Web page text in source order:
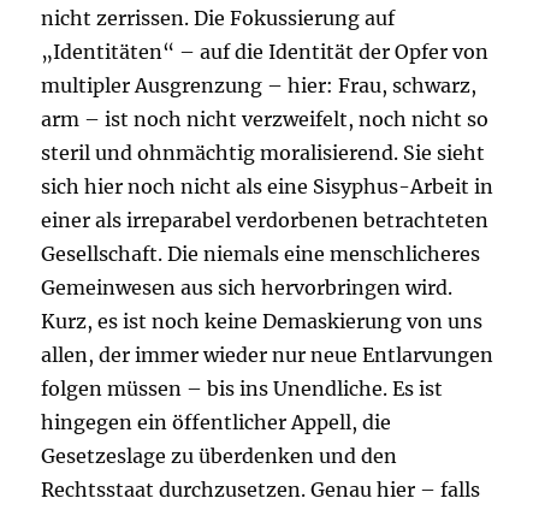
nicht zerrissen. Die Fokussierung auf
„Identitäten“ – auf die Identität der Opfer von
multipler Ausgrenzung – hier: Frau, schwarz,
arm – ist noch nicht verzweifelt, noch nicht so
steril und ohnmächtig moralisierend. Sie sieht
sich hier noch nicht als eine Sisyphus-Arbeit in
einer als irreparabel verdorbenen betrachteten
Gesellschaft. Die niemals eine menschlicheres
Gemeinwesen aus sich hervorbringen wird.
Kurz, es ist noch keine Demaskierung von uns
allen, der immer wieder nur neue Entlarvungen
folgen müssen – bis ins Unendliche. Es ist
hingegen ein öffentlicher Appell, die
Gesetzeslage zu überdenken und den
Rechtsstaat durchzusetzen. Genau hier – falls